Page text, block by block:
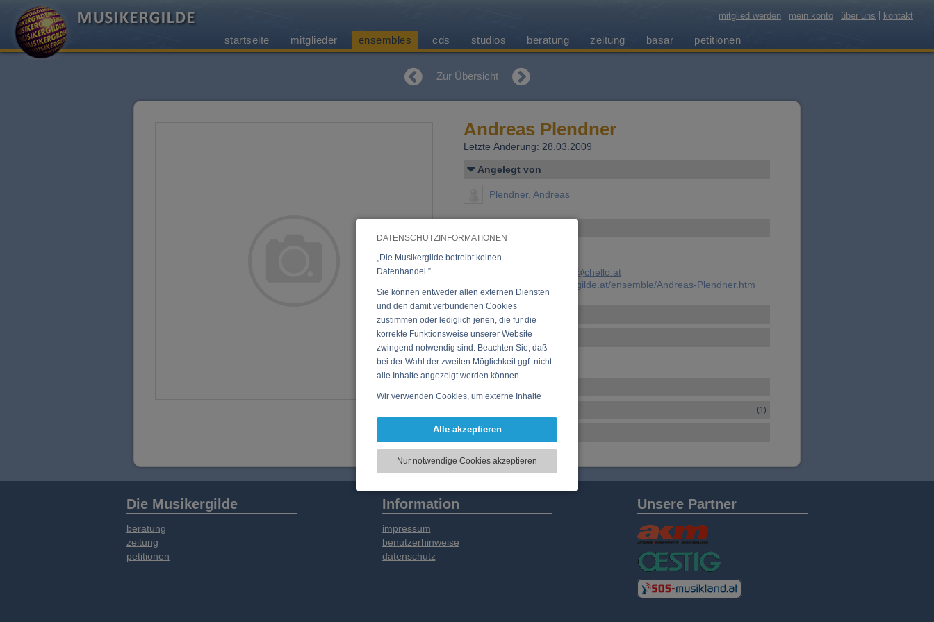
DATENSCHUTZINFORMATIONEN
„Die Musikergilde betreibt keinen
Datenhandel.”
Sie können entweder allen externen Diensten
und den damit verbundenen Cookies
zustimmen oder lediglich jenen, die für die
korrekte Funktionsweise unserer Website
zwingend notwendig sind. Beachten Sie, daß
bei der Wahl der zweiten Möglichkeit ggf. nicht
alle Inhalte angezeigt werden können.
Wir verwenden Cookies, um externe Inhalte
Funktionen für soziale Medien anbieten zu
zu analysieren. Dabei werden ggf.
Informationen zu Ihrer Verwendung unserer
soziale Medien, Werbung und Analysen
weitergegeben. Unsere Partner führen diese
Daten zusammen, die Sie bereitgestellt haben
oder die sie im Rahmen Ihrer Nutzung der
Dienste gesammelt haben.
Alle akzeptieren
Nur notwendige Cookies akzeptieren
mitglied werden mein konto über uns kontakt
startseite mitglieder ensembles cds studios beratung zeitung basar petitionen
Zur Übersicht
Andreas Plendner
Letzte Änderung: 28.03.2009
Angelegt von
Plendner, Andreas
andreas.plendner@chello.at
https://www.musikergilde.at/ensemble/Andreas-Plendner.htm
Ensemble-Details
(1)
CD, DVD, Vinyl
Die Musikergilde
beratung
zeitung
petitionen
Information
impressum
benutzerhinweise
datenschutz
Unsere Partner